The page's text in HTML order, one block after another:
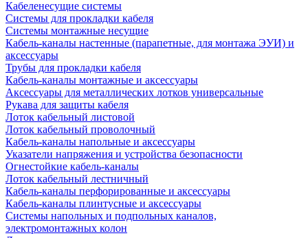
Кабеленесущие системы
Системы для прокладки кабеля
Системы монтажные несущие
Кабель-каналы настенные (парапетные, для монтажа ЭУИ) и
аксессуары
Трубы для прокладки кабеля
Кабель-каналы монтажные и аксессуары
Аксессуары для металлических лотков универсальные
Рукава для защиты кабеля
Лоток кабельный листовой
Лоток кабельный проволочный
Кабель-каналы напольные и аксессуары
Указатели напряжения и устройства безопасности
Огнестойкие кабель-каналы
Лоток кабельный лестничный
Кабель-каналы перфорированные и аксессуары
Кабель-каналы плинтусные и аксессуары
Системы напольных и подпольных каналов,
электромонтажных колон